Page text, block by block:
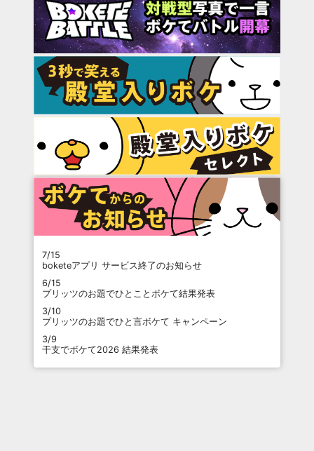
7/15
boketeアプリ サービス終了のお知らせ
6/15
プリッツのお題でひとことボケて結果発表
3/10
プリッツのお題でひと言ボケて キャンペーン
3/9
干支でボケて2026 結果発表